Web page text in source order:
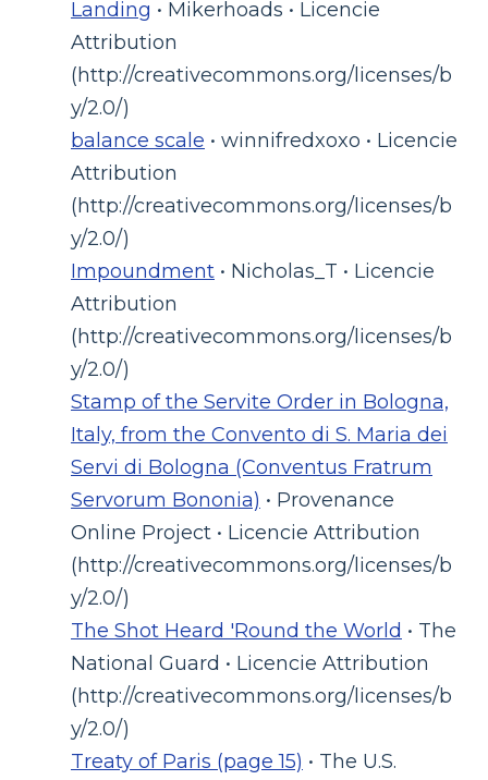
Landing • Mikerhoads • Licencie
Attribution
(http://creativecommons.org/licenses/b
y/2.0/)
balance scale • winnifredxoxo • Licencie
Attribution
(http://creativecommons.org/licenses/b
y/2.0/)
Impoundment • Nicholas_T • Licencie
Attribution
(http://creativecommons.org/licenses/b
y/2.0/)
Stamp of the Servite Order in Bologna,
Italy, from the Convento di S. Maria dei
Servi di Bologna (Conventus Fratrum
Servorum Bononia) • Provenance
Online Project • Licencie Attribution
(http://creativecommons.org/licenses/b
y/2.0/)
The Shot Heard 'Round the World • The
National Guard • Licencie Attribution
(http://creativecommons.org/licenses/b
y/2.0/)
Treaty of Paris (page 15) • The U.S.